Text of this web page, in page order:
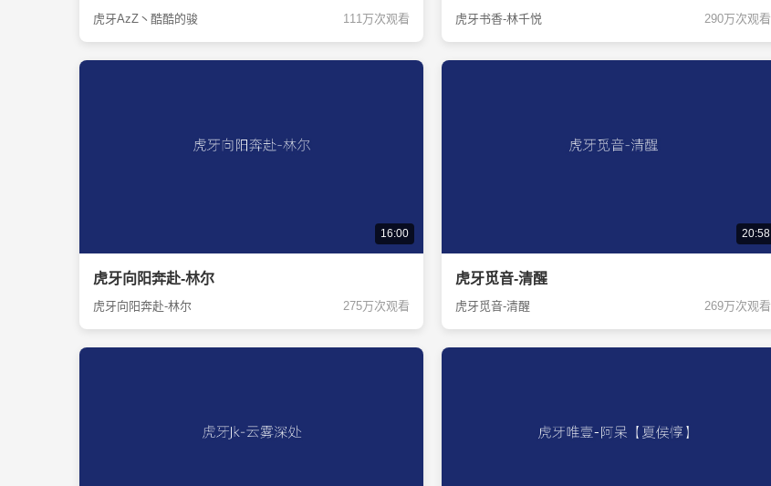
虎牙AzZ丶酷酷的骏 111万次观看 虎牙书香-林千悦 290万次观看
16:00
虎牙向阳奔赴-林尔
虎牙向阳奔赴-林尔 275万次观看
20:58
虎牙觅音-清醒
虎牙觅音-清醒 269万次观看